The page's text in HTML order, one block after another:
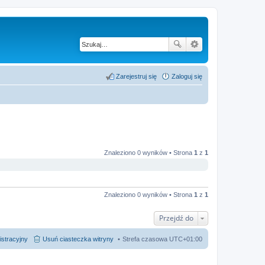
Zaloguj się
Zarejestruj się
Znaleziono 0 wyników • Strona 1 z 1
Znaleziono 0 wyników • Strona 1 z 1
Przejdź do
Strefa czasowa UTC+01:00
Usuń ciasteczka witryny